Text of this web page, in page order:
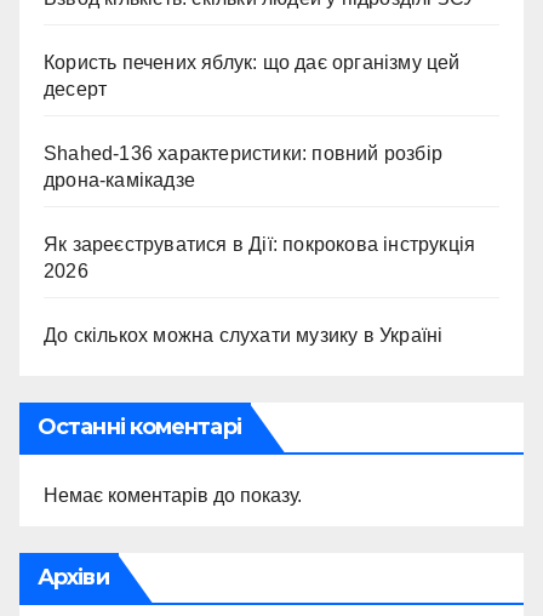
Користь печених яблук: що дає організму цей
десерт
Shahed-136 характеристики: повний розбір
дрона-камікадзе
Як зареєструватися в Дії: покрокова інструкція
2026
До скількох можна слухати музику в Україні
Останні коментарі
Немає коментарів до показу.
Архіви